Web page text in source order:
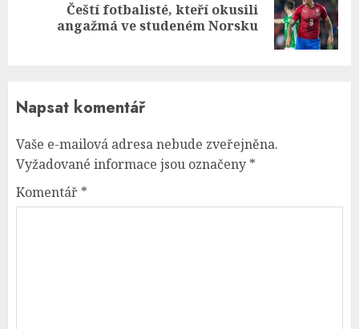
Čeští fotbalisté, kteří okusili
angažmá ve studeném Norsku
Napsat komentář
Vaše e-mailová adresa nebude zveřejněna.
Vyžadované informace jsou označeny *
Komentář *